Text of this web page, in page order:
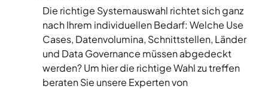
Die richtige Systemauswahl richtet sich ganz
nach Ihrem individuellen Bedarf: Welche Use
Cases, Datenvolumina, Schnittstellen, Länder
und Data Governance müssen abgedeckt
werden? Um hier die richtige Wahl zu treffen
beraten Sie unsere Experten von